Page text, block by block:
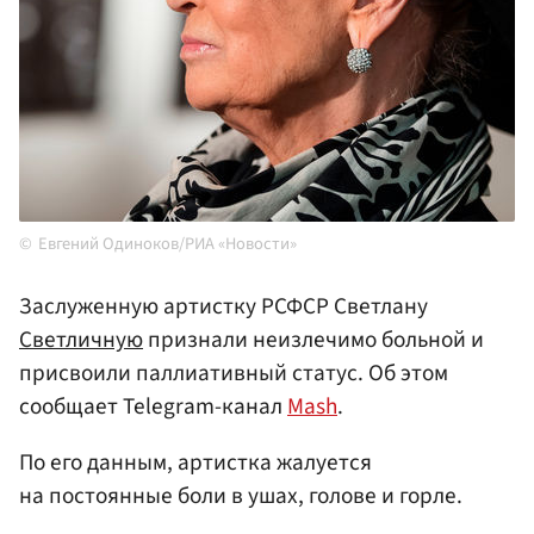
Евгений Одиноков/РИА «Новости»
Заслуженную артистку РСФСР Светлану
Светличнуюпризнали неизлечимо больной и
присвоили паллиативный статус. Об этом
сообщает Telegram-каналMash.
По его данным, артистка жалуется
на постоянные боли в ушах, голове и горле.